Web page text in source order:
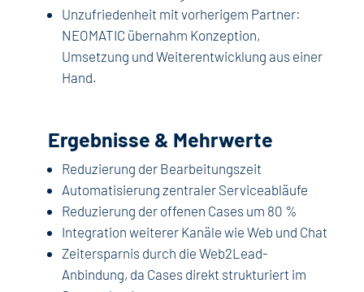
Unzufriedenheit mit vorherigem Partner:
NEOMATIC übernahm Konzeption,
Umsetzung und Weiterentwicklung aus einer
Hand.
Ergebnisse & Mehrwerte
Reduzierung der Bearbeitungszeit
Automatisierung zentraler Serviceabläufe
Reduzierung der offenen Cases um 80 %
Integration weiterer Kanäle wie Web und Chat
Zeitersparnis durch die Web2Lead-
Anbindung, da Cases direkt strukturiert im